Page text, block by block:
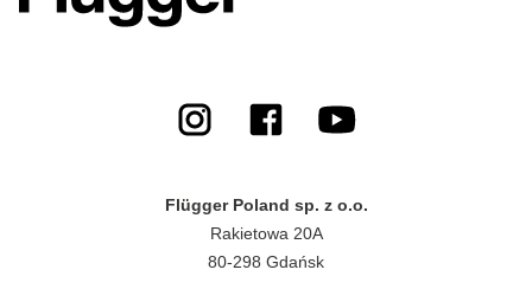
Flügger Poland sp. z o.o.
Rakietowa 20A
80-298 Gdańsk